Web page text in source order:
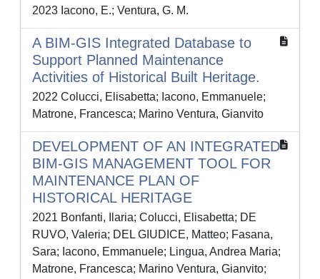
2023 Iacono, E.; Ventura, G. M.
A BIM-GIS Integrated Database to
Support Planned Maintenance
Activities of Historical Built Heritage.
2022 Colucci, Elisabetta; Iacono, Emmanuele;
Matrone, Francesca; Marino Ventura, Gianvito
DEVELOPMENT OF AN INTEGRATED
BIM-GIS MANAGEMENT TOOL FOR
MAINTENANCE PLAN OF
HISTORICAL HERITAGE
2021 Bonfanti, Ilaria; Colucci, Elisabetta; DE
RUVO, Valeria; DEL GIUDICE, Matteo; Fasana,
Sara; Iacono, Emmanuele; Lingua, Andrea Maria;
Matrone, Francesca; Marino Ventura, Gianvito;